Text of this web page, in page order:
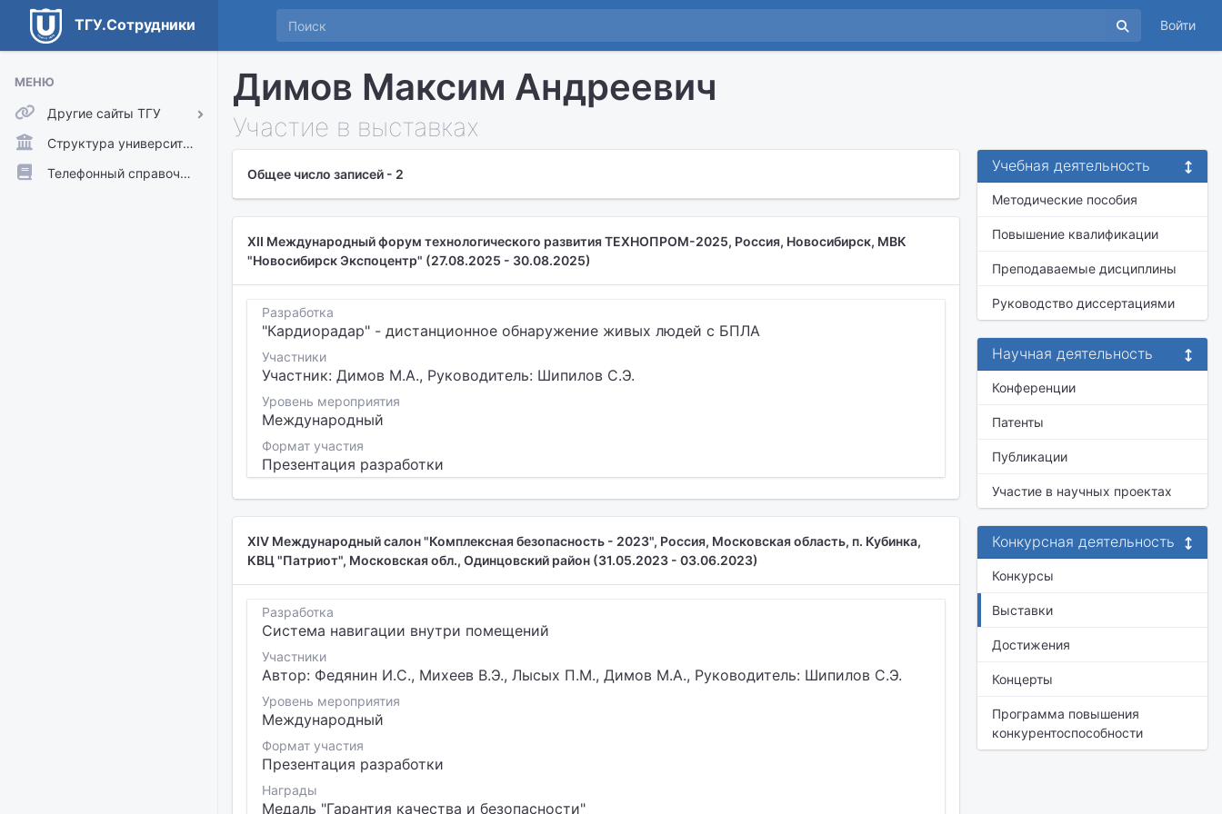
ТГУ.Сотрудники Войти
МЕНЮ
Другие сайты ТГУ
ТГУ.Аккаунты
ТГУ.Расписание
Структура университета
Телефонный справочник
Димов Максим Андреевич
Участие в выставках
Общее число записей - 2
XII Международный форум технологического развития ТЕХНОПРОМ-2025, Россия, Новосибирск, МВК
"Новосибирск Экспоцентр" (27.08.2025 - 30.08.2025)
Разработка
"Кардиорадар" - дистанционное обнаружение живых людей с БПЛА
Участники
Участник: Димов М.А., Руководитель: Шипилов С.Э.
Уровень мероприятия
Международный
Формат участия
Презентация разработки
XIV Международный салон "Комплексная безопасность - 2023", Россия, Московская область, п. Кубинка,
КВЦ "Патриот", Московская обл., Одинцовский район (31.05.2023 - 03.06.2023)
Разработка
Система навигации внутри помещений
Участники
Автор: Федянин И.С., Михеев В.Э., Лысых П.М., Димов М.А., Руководитель: Шипилов С.Э.
Уровень мероприятия
Международный
Формат участия
Презентация разработки
Награды
Медаль "Гарантия качества и безопасности"
Учебная деятельность
Методические пособия
Повышение квалификации
Преподаваемые дисциплины
Руководство диссертациями
Научная деятельность
Конференции
Патенты
Публикации
Участие в научных проектах
Конкурсная деятельность
Конкурсы
Выставки
Достижения
Концерты
Программа повышения
конкурентоспособности